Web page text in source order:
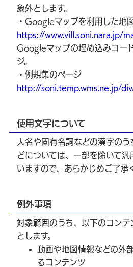
象外とします。
・Googleマップを利用した地
https://www.vill.soni.nara.jp/
Googleマップの埋め込みコー
ジ。
・例規集のページ
http://soni.temp.wms.ne.jp/
使用文字について
人名や固有名詞などの漢字の
どについては、一部を除いて
いますので、あらかじめご了承
例外事項
対象範囲のうち、以下のコン
とします。
動画や地図情報などの外
るコンテンツ